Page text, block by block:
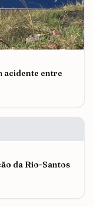
acidente entre
da Rio-Santos